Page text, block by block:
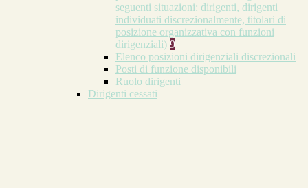
seguenti situazioni: dirigenti, dirigenti
individuati discrezionalmente, titolari di
posizione organizzativa con funzioni
dirigenziali) 9
Elenco posizioni dirigenziali discrezionali
Posti di funzione disponibili
Ruolo dirigenti
Dirigenti cessati